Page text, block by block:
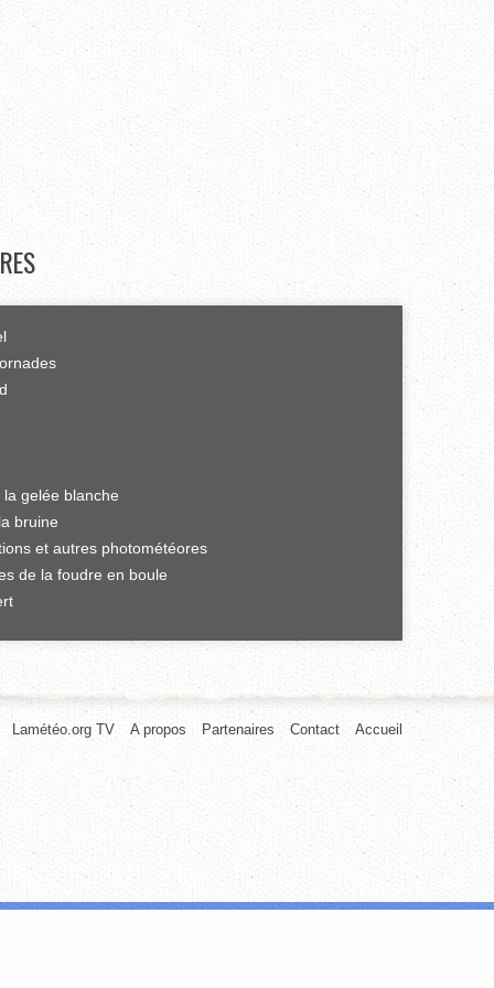
gelée blanche
bruine
et autres photométéores
de la foudre en boule
Accueil
Contact
Partenaires
A propos
Lamétéo.org TV